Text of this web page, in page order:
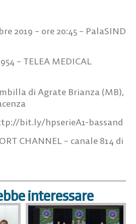
2019 – ore 20:45 – PalaSIND
– TELEA MEDICAL
di Agrate Brianza (MB),
bit.ly/hpserieA1-bassand
CHANNEL – canale 814 di
interessare